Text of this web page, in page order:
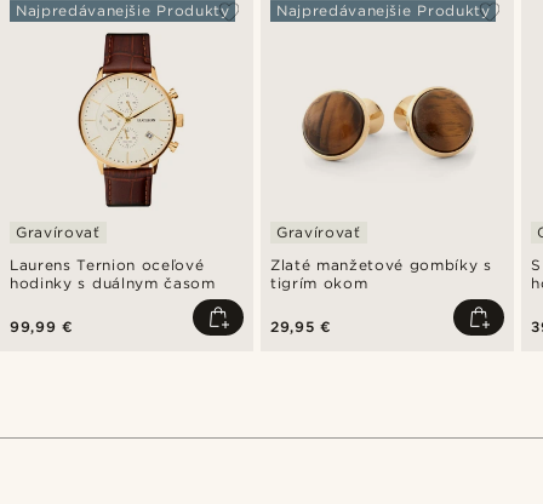
Laurens Ternion oceľové
hodinky s duálnym časom
Najpredávanejšie Produkty
Gravírovať
99,99 €
Zlaté manžetové gombíky s
tigrím okom
Najpredávanejšie Produkty
Gravírovať
29,95 €